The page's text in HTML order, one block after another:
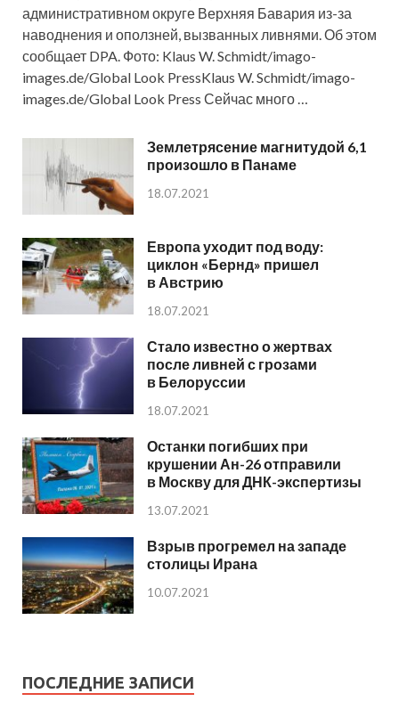
административном округе Верхняя Бавария из-за
наводнения и оползней, вызванных ливнями. Об этом
сообщает DPA. Фото: Klaus W. Schmidt/imago-
images.de/Global Look PressKlaus W. Schmidt/imago-
images.de/Global Look Press Сейчас много …
Землетрясение магнитудой 6,1
произошло в Панаме
18.07.2021
Европа уходит под воду:
циклон «Бернд» пришел
в Австрию
18.07.2021
Стало известно о жертвах
после ливней с грозами
в Белоруссии
18.07.2021
Останки погибших при
крушении Ан-26 отправили
в Москву для ДНК-экспертизы
13.07.2021
Взрыв прогремел на западе
столицы Ирана
10.07.2021
ПОСЛЕДНИЕ ЗАПИСИ